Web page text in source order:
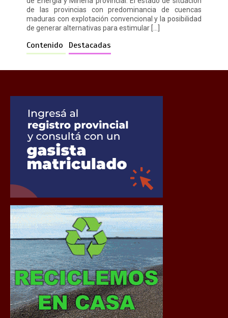
de las provincias con predominancia de cuencas
maduras con explotación convencional y la posibilidad
de generar alternativas para estimular […]
Contenido Destacadas